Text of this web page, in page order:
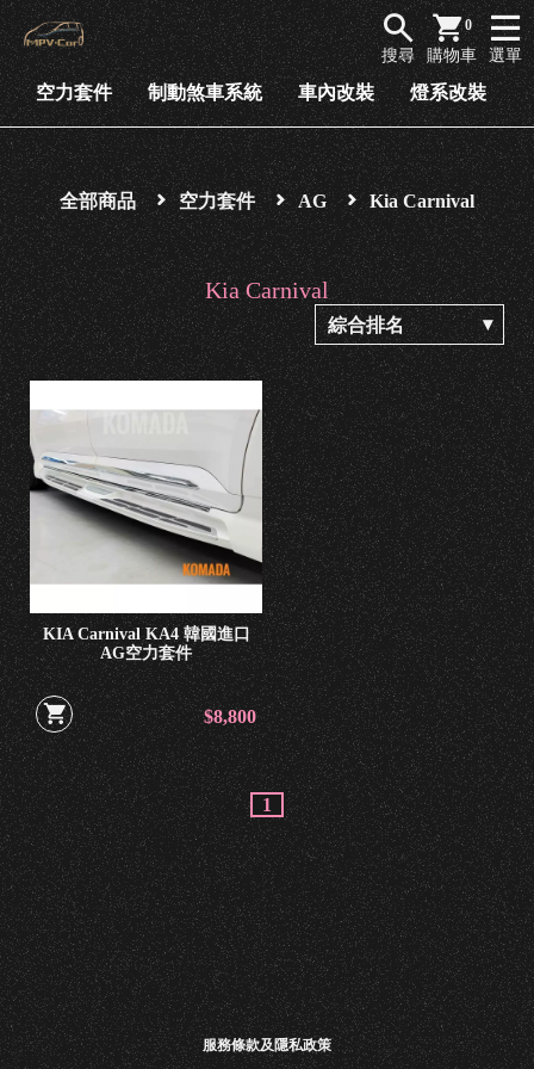
0
購物車
搜尋 選單
商
品
列
表
空
力
套
件
制
動
煞
車
系
統
車
內
改
裝
燈
系
改
裝
汽
車
養
護
週
邊
空力套件 制動煞車系統 車內改裝 燈系改裝
全部商品 空力套件 AG Kia Carnival
Kia Carnival
KIA Carnival KA4 韓國進口
AG空力套件
$8,800
1
服務條款及隱私政策